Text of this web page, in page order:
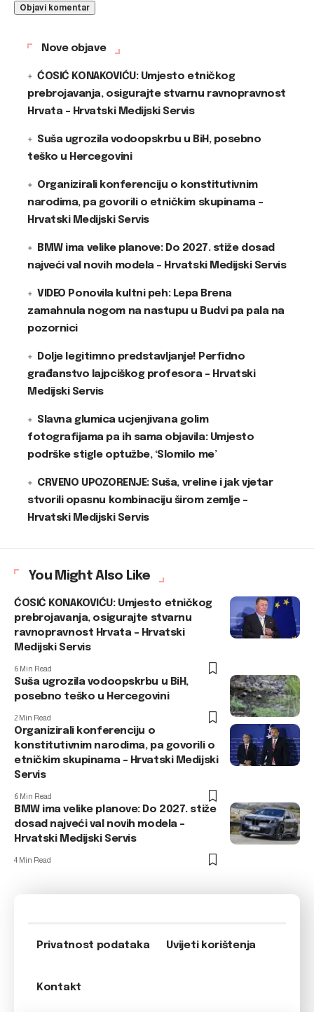
Nove objave
ĆOSIĆ KONAKOVIĆU: Umjesto etničkog
prebrojavanja, osigurajte stvarnu ravnopravnost
Hrvata – Hrvatski Medijski Servis
Suša ugrozila vodoopskrbu u BiH, posebno
teško u Hercegovini
Organizirali konferenciju o konstitutivnim
narodima, pa govorili o etničkim skupinama –
Hrvatski Medijski Servis
BMW ima velike planove: Do 2027. stiže dosad
najveći val novih modela – Hrvatski Medijski Servis
VIDEO Ponovila kultni peh: Lepa Brena
zamahnula nogom na nastupu u Budvi pa pala na
pozornici
Dolje legitimno predstavljanje! Perfidno
građanstvo lajpciškog profesora – Hrvatski
Medijski Servis
Slavna glumica ucjenjivana golim
fotografijama pa ih sama objavila: Umjesto
podrške stigle optužbe, ‘Slomilo me’
CRVENO UPOZORENJE: Suša, vreline i jak vjetar
stvorili opasnu kombinaciju širom zemlje –
Hrvatski Medijski Servis
You Might Also Like
ĆOSIĆ KONAKOVIĆU: Umjesto etničkog
prebrojavanja, osigurajte stvarnu
ravnopravnost Hrvata – Hrvatski
Medijski Servis
6 Min Read
Suša ugrozila vodoopskrbu u BiH,
posebno teško u Hercegovini
2 Min Read
Organizirali konferenciju o
konstitutivnim narodima, pa govorili o
etničkim skupinama – Hrvatski Medijski
Servis
6 Min Read
BMW ima velike planove: Do 2027. stiže
dosad najveći val novih modela –
Hrvatski Medijski Servis
4 Min Read
Privatnost podataka Uvijeti korištenja
Kontakt